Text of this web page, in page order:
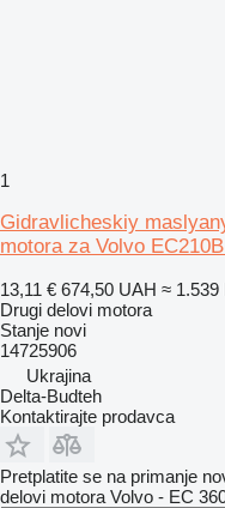
1
Gidravlicheskiy
motora za Volvo
13,11 € 674,50 UAH ≈ 1.539
Drugi delovi motora
Stanje novi
14725906
Ukrajina
Delta-Budteh
Kontaktirajte prodavca
Pretplatite se na primanje
delovi motora Volvo - EC